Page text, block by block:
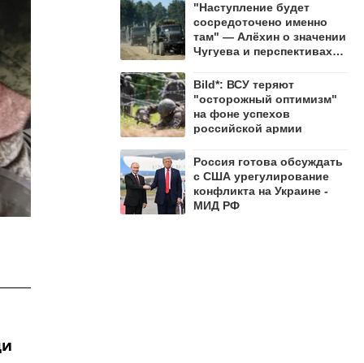
"Наступление будет
сосредоточено именно
там" — Алёхин о значении
Чугуева и перспективах
Bild*: ВСУ теряют
"осторожный оптимизм"
на фоне успехов
российской армии
Россия готова обсуждать
с США урегулирование
конфликта на Украине -
МИД РФ